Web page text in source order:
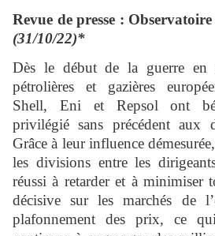
Revue de presse :
(31/10/22)*
Dès le début de la guerre en
pétrolières et gazières
Shell, Eni et Repsol ont
privilégié sans précédent aux
Grâce à leur influence
les divisions entre les
réussi à retarder et à minimiser
décisive sur les marchés de
plafonnement des prix, ce